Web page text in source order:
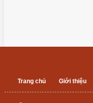
Trang chủ Giới thiệu